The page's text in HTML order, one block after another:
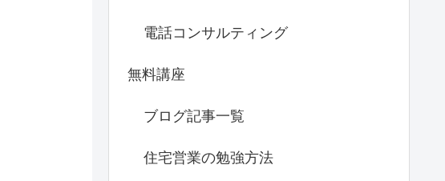
電話コンサルティング
無料講座
ブログ記事一覧
住宅営業の勉強方法